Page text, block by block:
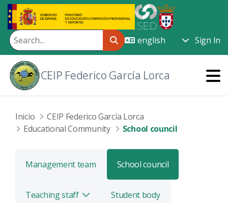
Skip to Main Content
Sign In
CEIP Federico García Lorca
Inicio
CEIP Federico García Lorca
Educational Community
School council
Management team School council
Teaching staff ToggleStudent body